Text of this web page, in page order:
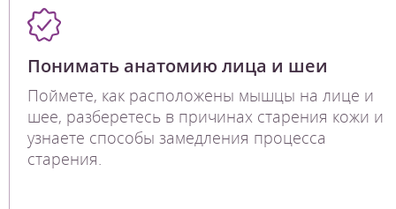
Понимать анатомию лица и шеи
Поймете, как расположены мышцы на лице и
шее, разберетесь в причинах старения кожи и
узнаете способы замедления процесса
старения.